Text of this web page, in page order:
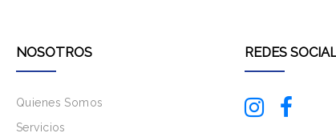
NOSOTROS
Quienes Somos
Servicios
REDES